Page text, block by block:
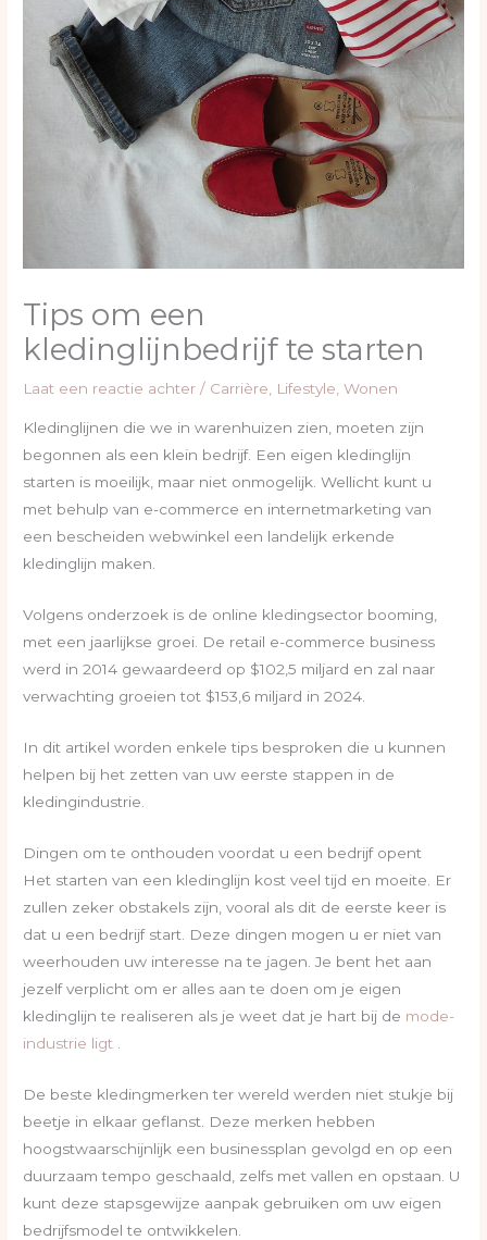
Tips om een
kledinglijnbedrijf te starten
Laat een reactie achter / Carrière, Lifestyle,Wonen
Kledinglijnen die we in warenhuizen zien, moeten zijn
begonnen als een klein bedrijf. Een eigen kledinglijn
starten is moeilijk, maar niet onmogelijk. Wellicht kunt u
met behulp van e-commerce en internetmarketing van
een bescheiden webwinkel een landelijk erkende
kledinglijn maken.
Volgens onderzoek is de online kledingsector booming,
met een jaarlijkse groei. De retail e-commerce business
werd in 2014 gewaardeerd op $102,5 miljard en zal naar
verwachting groeien tot $153,6 miljard in 2024.
In dit artikel worden enkele tips besproken die u kunnen
helpen bij het zetten van uw eerste stappen in de
kledingindustrie.
Dingen om te onthouden voordat u een bedrijf opent
Het starten van een kledinglijn kost veel tijd en moeite. Er
zullen zeker obstakels zijn, vooral als dit de eerste keer is
dat u een bedrijf start. Deze dingen mogen u er niet van
weerhouden uw interesse na te jagen. Je bent het aan
jezelf verplicht om er alles aan te doen om je eigen
kledinglijn te realiseren als je weet dat je hart bij de mode-
industrie ligt
De beste kledingmerken ter wereld werden niet stukje bij
beetje in elkaar geflanst. Deze merken hebben
hoogstwaarschijnlijk een businessplan gevolgd en op een
duurzaam tempo geschaald, zelfs met vallen en opstaan. U
kunt deze stapsgewijze aanpak gebruiken om uw eigen
bedrijfsmodel te ontwikkelen.